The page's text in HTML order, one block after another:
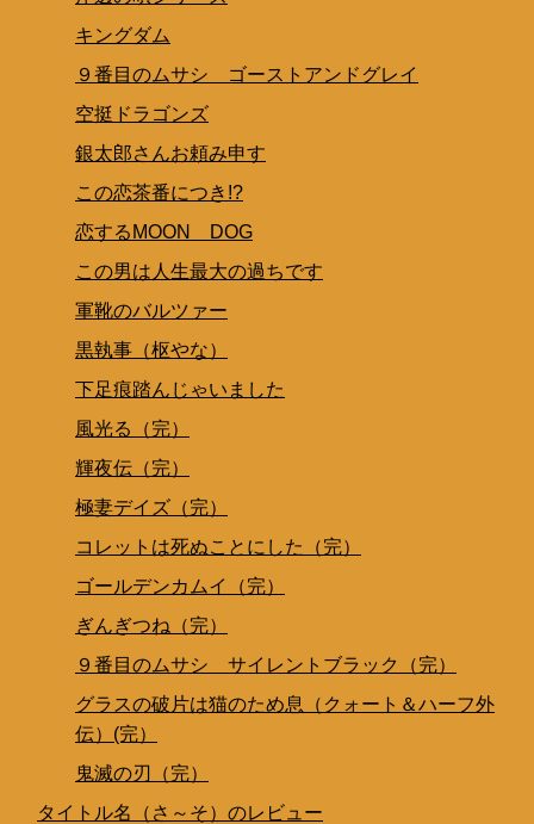
キングダム
９番目のムサシ ゴーストアンドグレイ
空挺ドラゴンズ
銀太郎さんお頼み申す
この恋茶番につき!?
恋するMOON DOG
この男は人生最大の過ちです
軍靴のバルツァー
黒執事（枢やな）
下足痕踏んじゃいました
風光る（完）
輝夜伝（完）
極妻デイズ（完）
コレットは死ぬことにした（完）
ゴールデンカムイ（完）
ぎんぎつね（完）
９番目のムサシ サイレントブラック（完）
グラスの破片は猫のため息（クォート＆ハーフ外
伝）(完）
鬼滅の刃（完）
タイトル名（さ～そ）のレビュー